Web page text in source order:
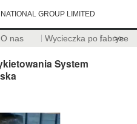
GROUP LIMITED
O nas Wycieczka po fabryce
>>
System